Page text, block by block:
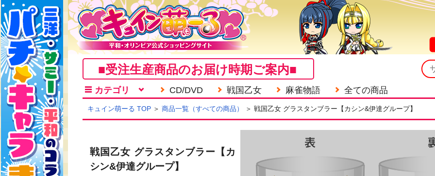
■受注生産商品のお届け時期ご案内■
カテゴリ CD/DVD 戦国乙女 麻雀物語 全ての商品
キュイン萌ーる TOP ＞ 商品一覧（すべての商品） ＞ 戦国乙女 グラスタンブラー【カシン&伊達グループ】
戦国乙女 グラスタンブラー【カ
シン&伊達グループ】